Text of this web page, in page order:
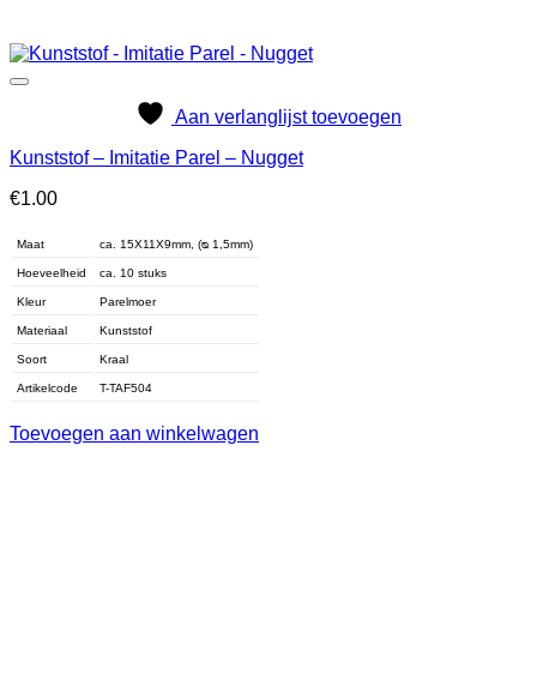
Aan verlanglijst toevoegen
Kunststof – Imitatie Parel – Nugget
€1.00
Maat ca. 15X11X9mm, (ᴓ 1,5mm)
Hoeveelheid ca. 10 stuks
Kleur Parelmoer
Materiaal Kunststof
Soort Kraal
Artikelcode T-TAF504
Toevoegen aan winkelwagen